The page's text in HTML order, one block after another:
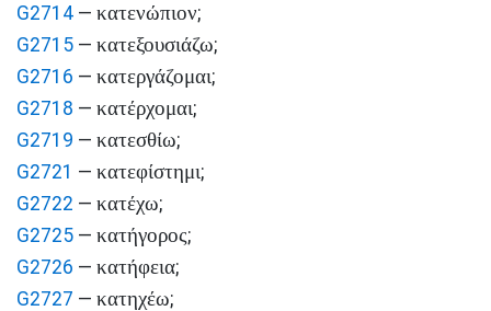
G2714 — κατενώπιον;
G2715 — κατεξουσιάζω;
G2716 — κατεργάζομαι;
G2718 — κατέρχομαι;
G2719 — κατεσθίω;
G2721 — κατεφίστημι;
G2722 — κατέχω;
G2725 — κατήγορος;
G2726 — κατήφεια;
G2727 — κατηχέω;